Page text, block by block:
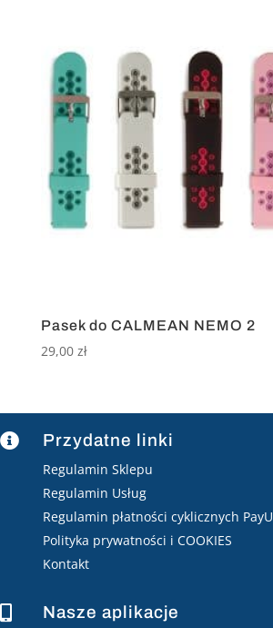
Pasek do CALMEAN NEMO 2
29,00 zł
 Przydatne linki
Regulamin Sklepu
Regulamin Usług
Regulamin płatności cyklicznych PayU
Polityka prywatności i COOKIES
Kontakt
 Nasze aplikacje